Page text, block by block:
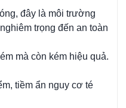
đây là môi trường
trọng đến an toàn
mà còn kém hiệu quả.
tiềm ẩn nguy cơ té